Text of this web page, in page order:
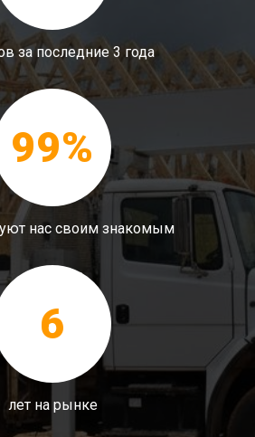
за последние 3 года
99%
нас своим знакомым
6
лет на рынке